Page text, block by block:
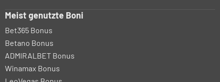
Meist genutzte Boni
Bet365 Bonus
Betano Bonus
ADMIRALBET Bonus
Winamax Bonus